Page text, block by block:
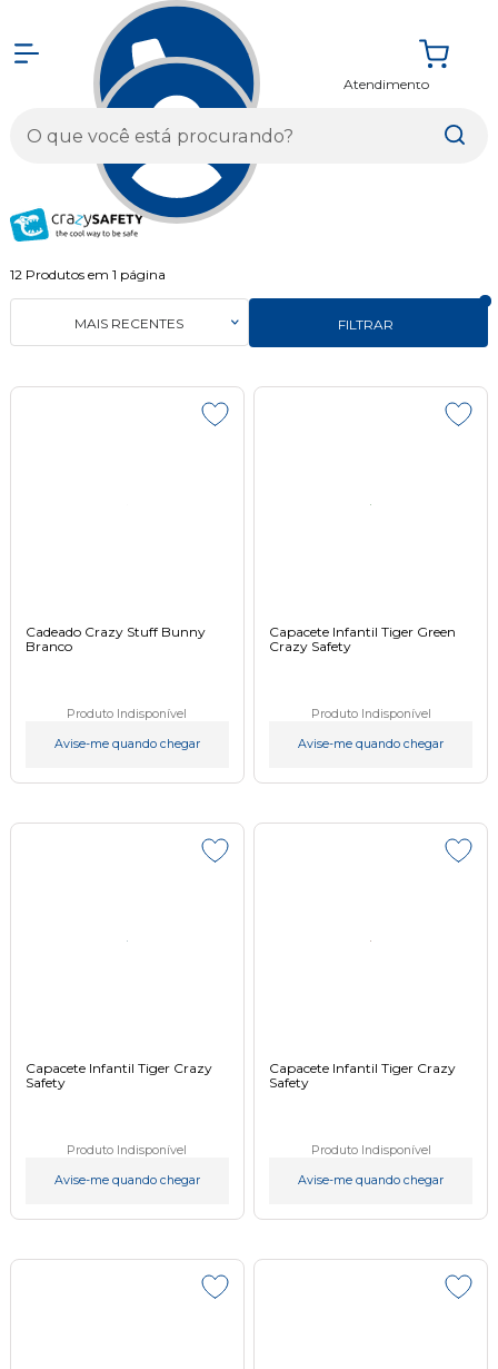
Atendimento
12 Produtos em 1 página
FILTRAR
MAIS RECENTES
Cadeado Crazy Stuff Bunny
Branco
Produto Indisponível
Avise-me quando chegar
Capacete Infantil Tiger Green
Crazy Safety
Produto Indisponível
Avise-me quando chegar
Capacete Infantil Tiger Crazy
Safety
Produto Indisponível
Avise-me quando chegar
Capacete Infantil Tiger Crazy
Safety
Produto Indisponível
Avise-me quando chegar